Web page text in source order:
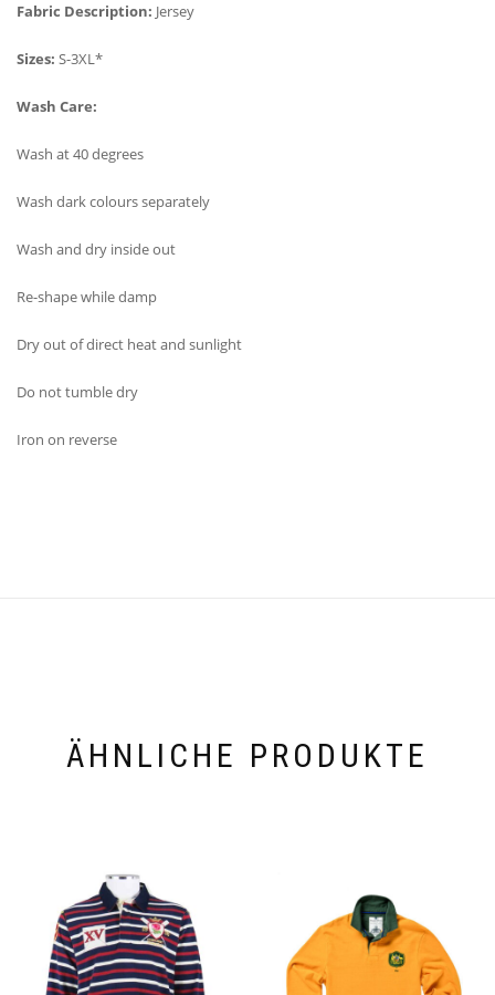
Fabric Description: Jersey
Sizes: S-3XL*
Wash Care:
Wash at 40 degrees
Wash dark colours separately
Wash and dry inside out
Re-shape while damp
Dry out of direct heat and sunlight
Do not tumble dry
Iron on reverse
ÄHNLICHE PRODUKTE